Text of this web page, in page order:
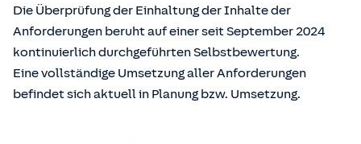
Die Überprüfung der Einhaltung der Inhalte der
Anforderungen beruht auf einer seit September 2024
kontinuierlich durchgeführten Selbstbewertung.
Eine vollständige Umsetzung aller Anforderungen
befindet sich aktuell in Planung bzw. Umsetzung.